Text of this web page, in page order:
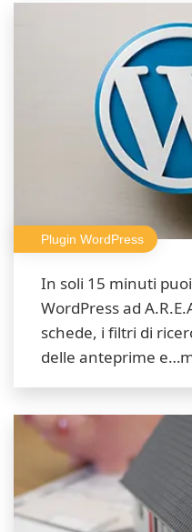
Plugin WordPress
In soli 15 minuti
WordPress ad
schede, i filtri di
delle anteprime